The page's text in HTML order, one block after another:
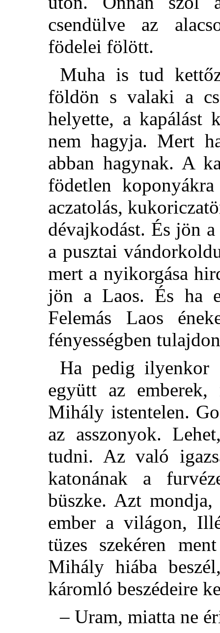
csendülve az
födelei fölött.
Muha is tud
földön s valaki a
helyette, a kapálást
nem hagyja. Mert
abban hagynak. A
födetlen
aczatolás,
dévajkodást. És jön
a pusztai
mert a nyikorgása
jön a Laos. És ha
Felemás Laos
fényességben
Ha pedig ilyenkor
együtt az emberek,
Mihály istentelen.
az asszonyok.
tudni. Az való
katonának a
büszke. Azt mondja,
ember a világon,
tüzes szekéren
Mihály hiába
káromló beszédeire
– Uram, miatta ne